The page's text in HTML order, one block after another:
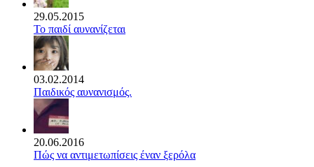
29.05.2015
Το παιδί αυνανίζεται
03.02.2014
Παιδικός αυνανισμός.
20.06.2016
Πώς να αντιμετωπίσεις έναν ξερόλα